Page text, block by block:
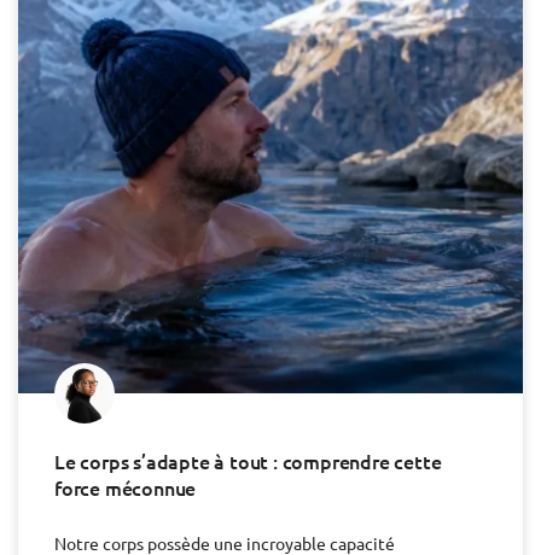
Le corps s’adapte à tout : comprendre cette
force méconnue
Notre corps possède une incroyable capacité